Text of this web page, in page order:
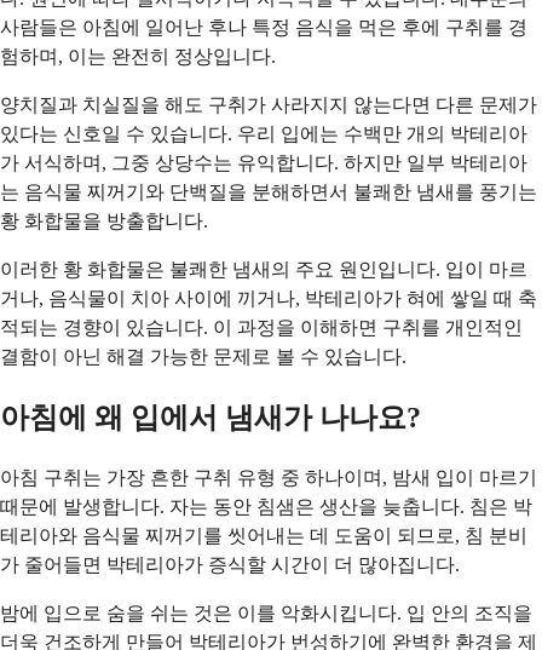
사람들은 아침에 일어난 후나 특정 음식을 먹은 후에 구취를 경
험하며, 이는 완전히 정상입니다.
양치질과 치실질을 해도 구취가 사라지지 않는다면 다른 문제가
있다는 신호일 수 있습니다. 우리 입에는 수백만 개의 박테리아
가 서식하며, 그중 상당수는 유익합니다. 하지만 일부 박테리아
는 음식물 찌꺼기와 단백질을 분해하면서 불쾌한 냄새를 풍기는
황 화합물을 방출합니다.
이러한 황 화합물은 불쾌한 냄새의 주요 원인입니다. 입이 마르
거나, 음식물이 치아 사이에 끼거나, 박테리아가 혀에 쌓일 때 축
적되는 경향이 있습니다. 이 과정을 이해하면 구취를 개인적인
결함이 아닌 해결 가능한 문제로 볼 수 있습니다.
아침에 왜 입에서 냄새가 나나요?
아침 구취는 가장 흔한 구취 유형 중 하나이며, 밤새 입이 마르기
때문에 발생합니다. 자는 동안 침샘은 생산을 늦춥니다. 침은 박
테리아와 음식물 찌꺼기를 씻어내는 데 도움이 되므로, 침 분비
가 줄어들면 박테리아가 증식할 시간이 더 많아집니다.
밤에 입으로 숨을 쉬는 것은 이를 악화시킵니다. 입 안의 조직을
더욱 건조하게 만들어 박테리아가 번성하기에 완벽한 환경을 제